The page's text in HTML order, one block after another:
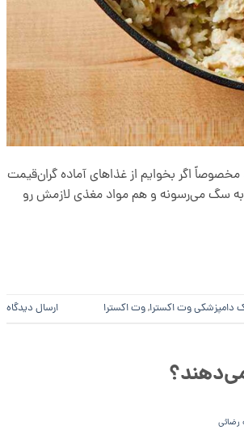
اگر بخوایم از غذاهای آماده گران‌قیمت
به سگ می‌رسونه و هم مواد مغذی لازمش رو
دامپزشکی وت اکسترا,وت اکسترا ارسال دیدگاه
رضائی